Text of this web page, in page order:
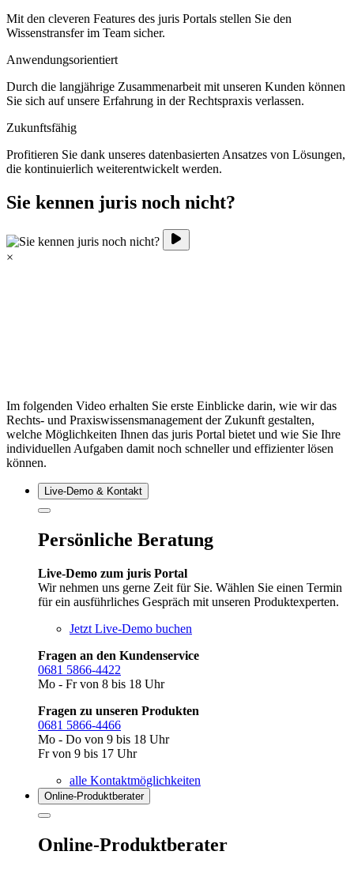
Mit den cleveren Features des juris Portals stellen Sie den
Wissenstransfer im Team sicher.
Anwendungsorientiert
Durch die langjährige Zusammenarbeit mit unseren Kunden können
Sie sich auf unsere Erfahrung in der Rechtspraxis verlassen.
Zukunftsfähig
Profitieren Sie dank unseres datenbasierten Ansatzes von Lösungen,
die kontinuierlich weiterentwickelt werden.
Sie kennen juris noch nicht?
×
Im folgenden Video erhalten Sie erste Einblicke darin, wie wir das
Rechts- und Praxiswissensmanagement der Zukunft gestalten,
welche Möglichkeiten Ihnen das juris Portal bietet und wie Sie Ihre
individuellen Aufgaben damit noch schneller und effizienter lösen
können.
Live‑Demo & Kontakt
Persönliche Beratung
Live-Demo zum juris Portal
Wir nehmen uns gerne Zeit für Sie. Wählen Sie einen Termin
für ein ausführliches Gespräch mit unseren Produktexperten.
Jetzt Live-Demo buchen
Fragen an den Kundenservice
0681 5866-4422
Mo - Fr von 8 bis 18 Uhr
Fragen zu unseren Produkten
0681 5866-4466
Mo - Do von 9 bis 18 Uhr
Fr von 9 bis 17 Uhr
alle Kontaktmöglichkeiten
Online-Produkt­berater
Online-Produktberater